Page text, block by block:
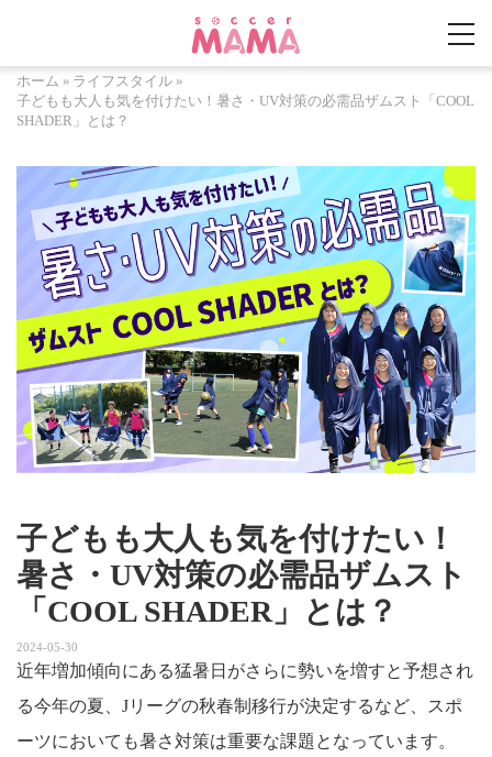
ホーム » ライフスタイル »
子どもも大人も気を付けたい！暑さ・UV対策の必需品ザムスト「COOL
SHADER」とは？
子どもも大人も気を付けたい！
暑さ・UV対策の必需品ザムスト
「COOL SHADER」とは？
2024-05-30
近年増加傾向にある猛暑日がさらに勢いを増すと予想され
る今年の夏、Jリーグの秋春制移行が決定するなど、スポ
ーツにおいても暑さ対策は重要な課題となっています。